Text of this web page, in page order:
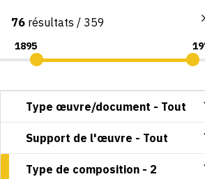
Consultation par image
76 résultats / 359
Type œuvre/document - Tout
Support de l'œuvre - Tout
Type de composition - 2